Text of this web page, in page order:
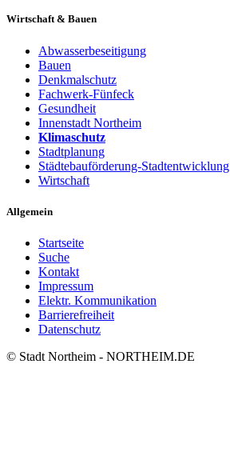
Wirtschaft & Bauen
Abwasserbeseitigung
Bauen
Denkmalschutz
Fachwerk-Fünfeck
Gesundheit
Innenstadt Northeim
Klimaschutz
Stadtplanung
Städtebauförderung-Stadtentwicklung
Wirtschaft
Allgemein
Startseite
Suche
Kontakt
Impressum
Elektr. Kommunikation
Barrierefreiheit
Datenschutz
© Stadt Northeim - NORTHEIM.DE